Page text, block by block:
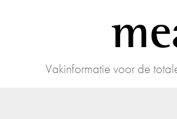
Vakinformatie voor de